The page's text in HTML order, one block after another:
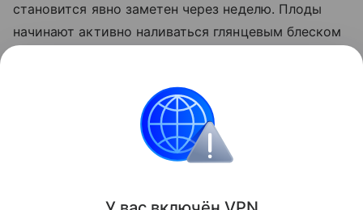
становится явно заметен через неделю. Плоды
начинают активно наливаться глянцевым блеском
свою силу на том, чтобы дать урожайю
возможность нормально вызреть.